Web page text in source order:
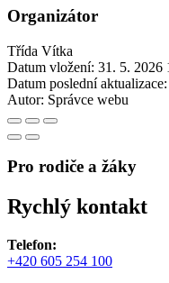
Organizátor
Třída Vítka
Datum vložení: 31. 5. 2026
Datum poslední aktualizace:
Autor: Správce webu
Pro rodiče a žáky
Rychlý kontakt
Telefon:
+420 605 254 100